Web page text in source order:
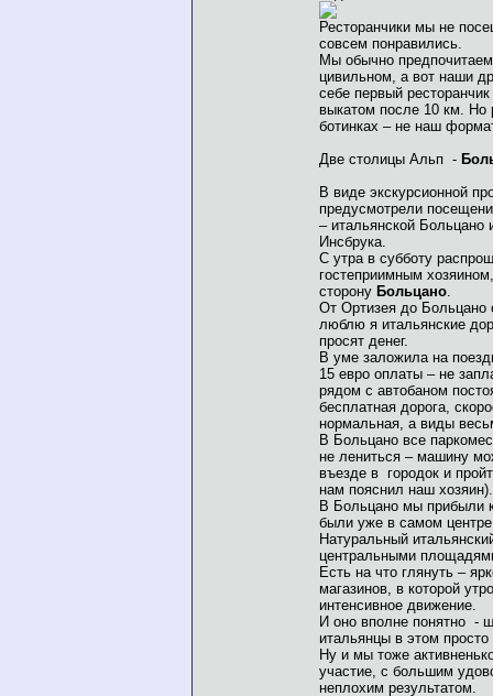
Ресторанчики мы не
совсем понравились.
Мы обычно
цивильном, а вот наши
себе первый
выкатом после 10 км. Но
ботинках – не наш
Две столицы Альп -
В виде экскурсионной
предусмотрели
– итальянской Больцано
Инсбрука.
С утра в субботу
гостеприимным
сторону Больцано.
От Ортизея до
люблю я итальянские
просят денег.
В уме заложила на
15 евро оплаты – не
рядом с автобаном
бесплатная дорога,
нормальная, а виды
В Больцано все
не лениться – машину
въезде в городок и
нам пояснил наш хозяин).
В Больцано мы прибыли
были уже в самом центре
Натуральный
центральными
Есть на что глянуть –
магазинов, в которой
интенсивное движение.
И оно вполне понятно -
итальянцы в этом
Ну и мы тоже
участие, с большим
неплохим результатом.